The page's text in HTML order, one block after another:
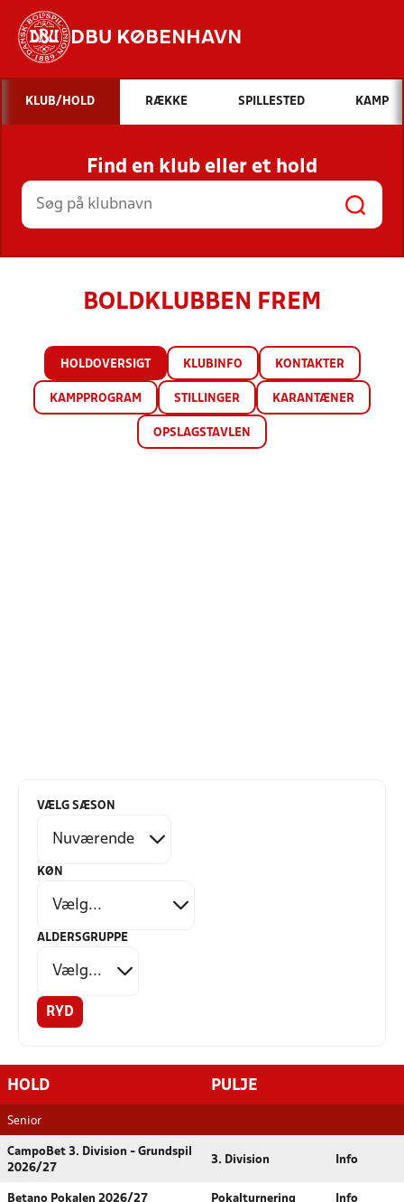
DBU KØBENHAVN
Hvad vil du søge efter?
INDHOLD OG NYHEDER
STILLINGER, RESULTATER, KLUBBER OG
HOLD
KLUB/HOLD RÆKKE SPILLESTED KAMP
Find en klub eller et hold
BOLDKLUBBEN FREM
HOLDOVERSIGT KLUBINFO KONTAKTER
KAMPPROGRAM STILLINGER KARANTÆNER
OPSLAGSTAVLEN
VÆLG SÆSON
KØN
ALDERSGRUPPE
RYD
HOLD PULJE
Senior
CampoBet 3. Division - Grundspil
2026/27
3. Division Info
Betano Pokalen 2026/27 Pokalturnering Info